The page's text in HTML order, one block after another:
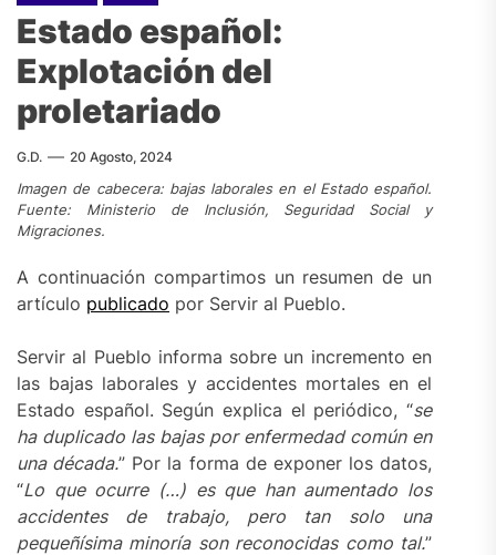
Estado español:
Explotación del
proletariado
G.D. 20 Agosto, 2024
Imagen de cabecera: bajas laborales en el Estado español.
Fuente: Ministerio de Inclusión, Seguridad Social y
Migraciones.
A continuación compartimos un resumen de un
artículo publicado por Servir al Pueblo.
Servir al Pueblo informa sobre un incremento en
las bajas laborales y accidentes mortales en el
Estado español. Según explica el periódico, “se
ha duplicado las bajas por enfermedad común en
una década.” Por la forma de exponer los datos,
“Lo que ocurre (…) es que han aumentado los
accidentes de trabajo, pero tan solo una
pequeñísima minoría son reconocidas como tal.”